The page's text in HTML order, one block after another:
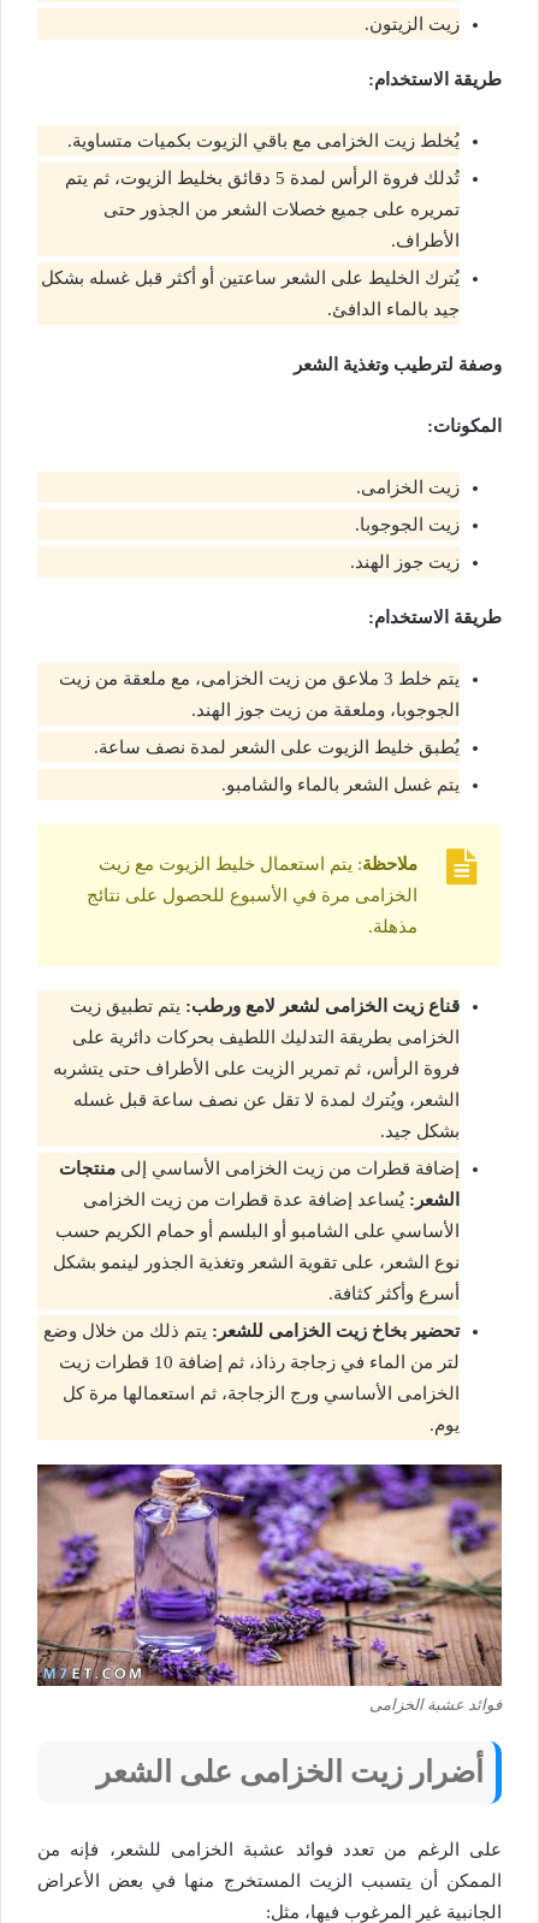
زيت الزيتون.
طريقة الاستخدام:
يُخلط زيت الخزامى مع باقي الزيوت بكميات متساوية.
تُدلك فروة الرأس لمدة 5 دقائق بخليط الزيوت، ثم يتم
تمريره على جميع خصلات الشعر من الجذور حتى
الأطراف.
يُترك الخليط على الشعر ساعتين أو أكثر قبل غسله بشكل
جيد بالماء الدافئ.
وصفة لترطيب وتغذية الشعر
المكونات:
زيت الخزامى.
زيت الجوجوبا.
زيت جوز الهند.
طريقة الاستخدام:
يتم خلط 3 ملاعق من زيت الخزامى، مع ملعقة من زيت
الجوجوبا، وملعقة من زيت جوز الهند.
يُطبق خليط الزيوت على الشعر لمدة نصف ساعة.
يتم غسل الشعر بالماء والشامبو.
ملاحظة: يتم استعمال خليط الزيوت مع زيت
الخزامى مرة في الأسبوع للحصول على نتائج
مذهلة.
قناع زيت الخزامى لشعر لامع ورطب: يتم تطبيق زيت
الخزامى بطريقة التدليك اللطيف بحركات دائرية على
فروة الرأس، ثم تمرير الزيت على الأطراف حتى يتشربه
الشعر، ويُترك لمدة لا تقل عن نصف ساعة قبل غسله
بشكل جيد.
إضافة قطرات من زيت الخزامى الأساسي إلى منتجات
الشعر: يُساعد إضافة عدة قطرات من زيت الخزامى
الأساسي على الشامبو أو البلسم أو حمام الكريم حسب
نوع الشعر، على تقوية الشعر وتغذية الجذور لينمو بشكل
أسرع وأكثر كثافة.
تحضير بخاخ زيت الخزامى للشعر: يتم ذلك من خلال وضع
لتر من الماء في زجاجة رذاذ، ثم إضافة 10 قطرات زيت
الخزامى الأساسي ورج الزجاجة، ثم استعمالها مرة كل
يوم.
فوائد عشبة الخزامى
أضرار زيت الخزامى على الشعر
على الرغم من تعدد فوائد عشبة الخزامى للشعر، فإنه من
الممكن أن يتسبب الزيت المستخرج منها في بعض الأعراض
الجانبية غير المرغوب فيها، مثل: